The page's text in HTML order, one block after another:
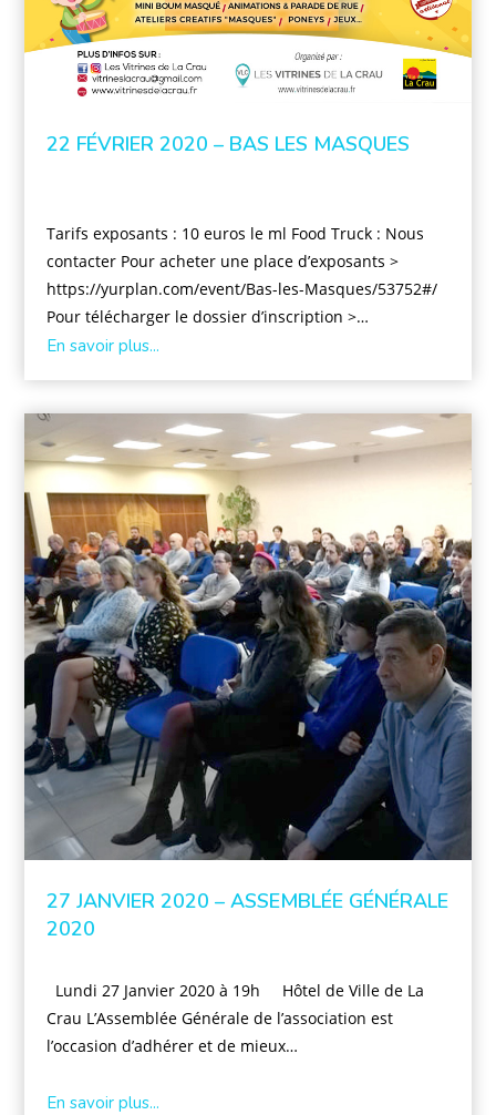
22 FÉVRIER 2020 – BAS LES MASQUES
Tarifs exposants : 10 euros le ml Food Truck : Nous
contacter Pour acheter une place d’exposants >
https://yurplan.com/event/Bas-les-Masques/53752#/
Pour télécharger le dossier d’inscription >…
En savoir plus...
27 JANVIER 2020 – ASSEMBLÉE GÉNÉRALE
2020
Lundi 27 Janvier 2020 à 19h Hôtel de Ville de La
Crau L’Assemblée Générale de l’association est
l’occasion d’adhérer et de mieux…
En savoir plus...